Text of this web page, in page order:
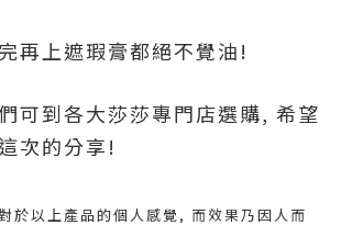
再上遮瑕膏都絕不覺油!
可到各大莎莎專門店選購, 希望
次的分享!
於以上產品的個人感覺, 而效果乃因人而